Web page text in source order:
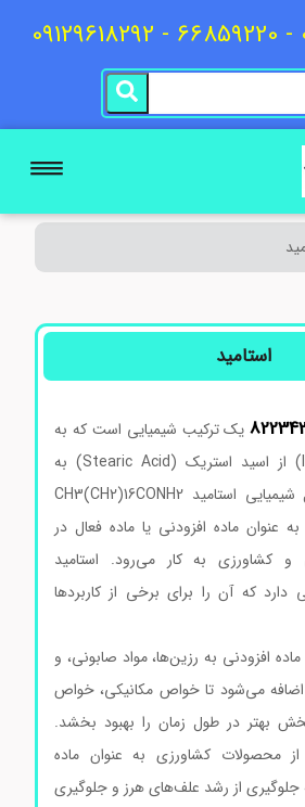
استامید
یک ترکیب شیمیایی است که به
صورت ایمید (Imide) از اسید استریک (Stearic Acid) به
دست می‌آید. فرمول شیمیایی استامید CH3(CH2)16CONH2
ماده افزودنی یا ماده فعال در
کشاورزی به کار می‌رود. استامید
که آن را برای برخی از کاربردها
افزودنی به رزین‌ها، مواد صابونی، و
می‌شود تا خواص مکانیکی، خواص
بهتر در طول زمان را بهبود بخشد.
کشاورزی به عنوان ماده
از رشد علف‌های هرز و جلوگیری